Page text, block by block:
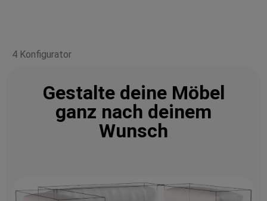
4 Konfigurator
Gestalte deine Möbel
ganz nach deinem
Wunsch